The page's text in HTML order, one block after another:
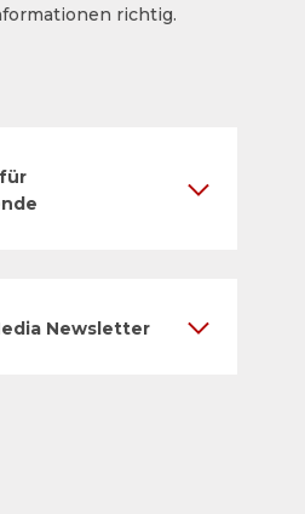
richtig.
Newsletter